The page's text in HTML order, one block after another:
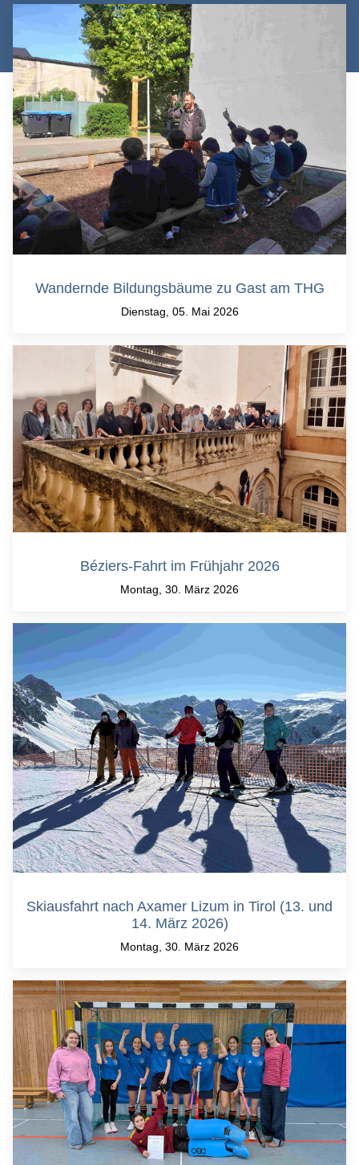
Wandernde Bildungsbäume zu Gast am THG
Dienstag, 05. Mai 2026
Béziers-Fahrt im Frühjahr 2026
Montag, 30. März 2026
Skiausfahrt nach Axamer Lizum in Tirol (13. und
14. März 2026)
Montag, 30. März 2026
© Theodor-Heuss-Gymnasium Heilbronn 2026 |
Datenschutz|Impressum|Login/Logout